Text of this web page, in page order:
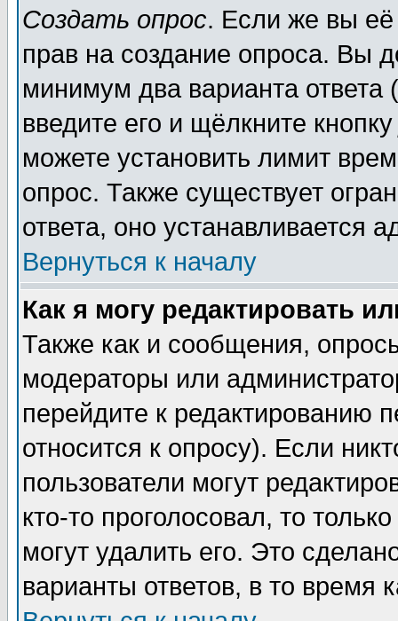
Создать опрос. Если же вы её
прав на создание опроса. Вы
минимум два варианта ответа
введите его и щёлкните
можете установить лимит
опрос. Также существует
ответа, оно устанавливается
Вернуться к началу
Как я могу редактировать
Также как и сообщения,
модераторы или
перейдите к редактированию
относится к опросу). Если
пользователи могут
кто-то проголосовал, то
могут удалить его. Это
варианты ответов, в то время